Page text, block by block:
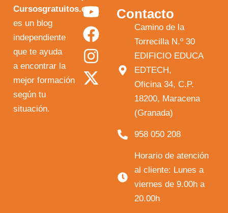
Cursosgratuitos.es
es un blog
independiente
que te ayuda
a encontrar la
mejor formación
según tu
situación.
Y
o
u
t
u
F
a
c
e
b
I
n
s
t
a
X
-
t
w
i
Contacto
Camino de la
Torrecilla N.º 30
EDIFICIO EDUCA
EDTECH,
Oficina 34, C.P.
18200, Maracena
(Granada)
958 050 208
Horario de atención
al cliente: Lunes a
viernes de 9.00h a
20.00h